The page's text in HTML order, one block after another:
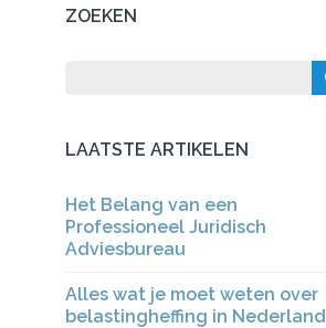
ZOEKEN
LAATSTE ARTIKELEN
Het Belang van een
Professioneel Juridisch
Adviesbureau
Alles wat je moet weten over
belastingheffing in Nederland